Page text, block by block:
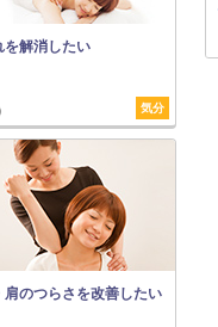
を解消したい
気分
肩のつらさを改善したい